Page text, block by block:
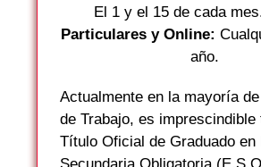
El 1 y el 15 de cada
Particulares y Online:
año.
Actualmente en la mayoría
de Trabajo, es imprescindible
Título Oficial de Graduado en
Secundaria Obligatoria